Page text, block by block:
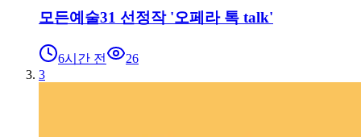
모든예술31 선정작 '오페라 톡 talk'
6시간 전
26
3